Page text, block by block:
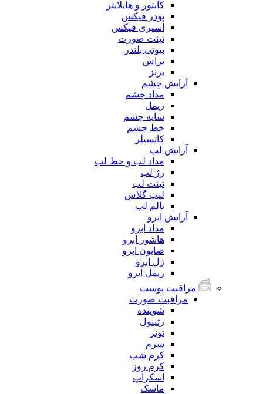
کانتور و هایلایتر
پودر فیکس
اسپری فیکس
تینت صورت
بیوتی بلندر
براش
برنز
آرایش چشم
مداد چشم
ریمل
سایه چشم
خط چشم
کانسیلر
آرایش لب
مداد لب و خط لب
رژ لب
تینت لب
لیپ گلاس
بالم لب
آرایش ابرو
مداد ابرو
هاشور ابرو
صابون ابرو
ژل ابرو
ریمل ابرو
مراقبت پوست
مراقبت صورت
شوینده
رتینول
تونر
سرم
کرم شب
کرم روز
اسکراپ
ماسک